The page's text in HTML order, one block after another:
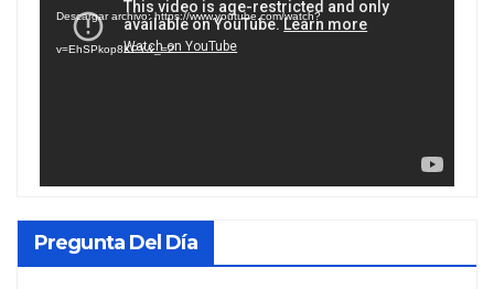
vídeo
Descargar archivo: https://www.youtube.com/watch?
v=EhSPkop8KPY&_=2
Pregunta Del Día